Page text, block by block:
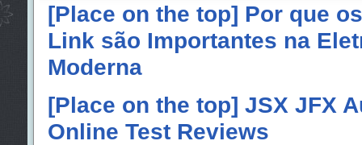
[Place on the top] Por que
Link são Importantes na
Moderna
[Place on the top] JSX JFX
Online Test Reviews